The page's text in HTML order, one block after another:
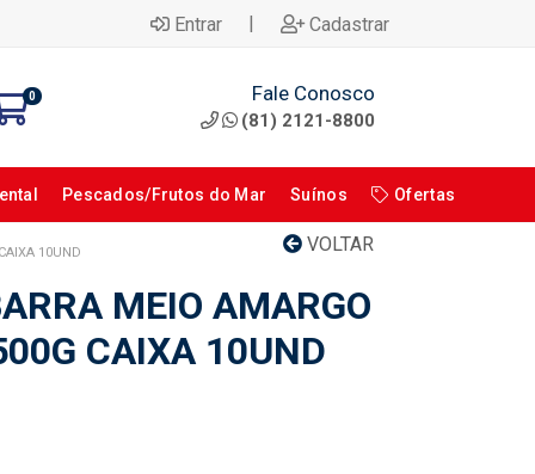
Entrar | Cadastrar
0 Fale Conosco
(81) 2121-8800
Pescados/Frutos do Mar Suínos Ofertas
VOLTAR
10UND
MEIO AMARGO
CAIXA 10UND